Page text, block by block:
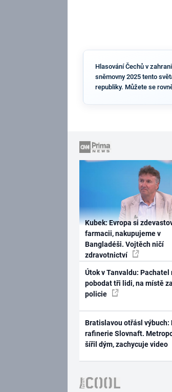
Hlasování Čechů v
sněmovny 2025 tento
republiky. Můžete se
Kubek: Evropa si
farmacii, nakupujeme v
Bangladéši. Vojtěch ničí
zdravotnictví
Útok v Tanvaldu: Pachatel
pobodat tři lidi, na místě
policie
Bratislavou otřásl výbuch:
rafinerie Slovnaft.
šířil dým, zachycuje video